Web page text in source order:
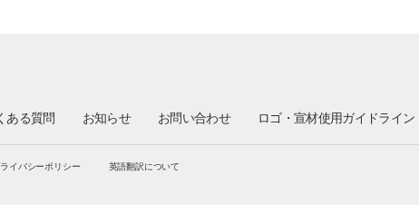
ある質問 お知らせ お問い合わせ ロゴ・宣材使用ガイドライン
イバシーポリシー 英語翻訳について